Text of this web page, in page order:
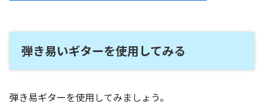
弾き易いギターを使用してみる
弾き易ギターを使用してみましょう。